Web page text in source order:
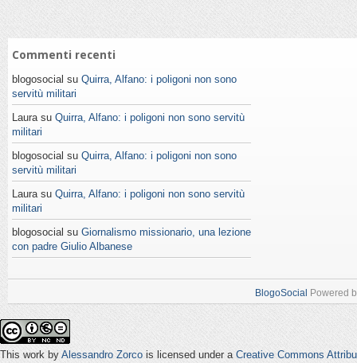
Commenti recenti
blogosocial su Quirra, Alfano: i poligoni non sono
servitù militari
Laura su Quirra, Alfano: i poligoni non sono servitù
militari
blogosocial su Quirra, Alfano: i poligoni non sono
servitù militari
Laura su Quirra, Alfano: i poligoni non sono servitù
militari
blogosocial su Giornalismo missionario, una lezione
con padre Giulio Albanese
BlogoSocial Powered
This work by Alessandro Zorco is licensed under a Creative Commons